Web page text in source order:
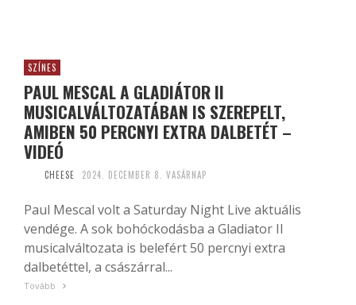
SZÍNES
PAUL MESCAL A GLADIÁTOR II
MUSICALVÁLTOZATÁBAN IS SZEREPELT,
AMIBEN 50 PERCNYI EXTRA DALBETÉT –
VIDEÓ
CHEESE 2024. DECEMBER 8. VASÁRNAP
Paul Mescal volt a Saturday Night Live aktuális
vendége. A sok bohóckodásba a Gladiator II
musicalváltozata is belefért 50 percnyi extra
dalbetéttel, a császárral...
Tovább